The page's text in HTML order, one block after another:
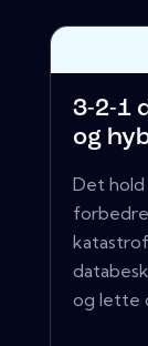
3-2-1
og
Det
og lette